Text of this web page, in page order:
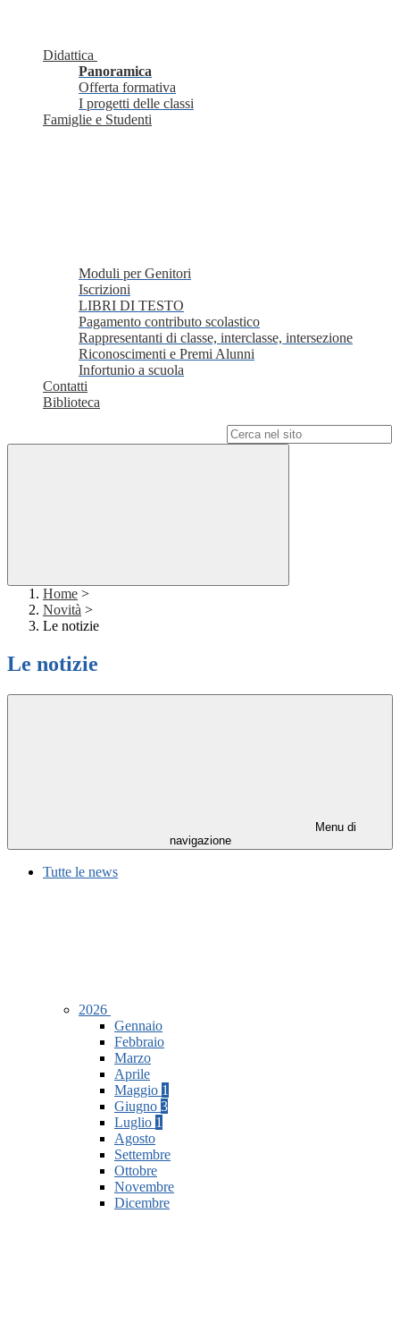
Didattica
Panoramica
Offerta formativa
I progetti delle classi
Famiglie e Studenti
Moduli per Genitori
Iscrizioni
LIBRI DI TESTO
Pagamento contributo scolastico
Rappresentanti di classe, interclasse, intersezione
Riconoscimenti e Premi Alunni
Infortunio a scuola
Contatti
Biblioteca
Home >
Novità >
Le notizie
Le notizie
Menu di
navigazione
Tutte le news
2026
Gennaio
Febbraio
Marzo
Aprile
Maggio 1
Giugno 3
Luglio 1
Agosto
Settembre
Ottobre
Novembre
Dicembre